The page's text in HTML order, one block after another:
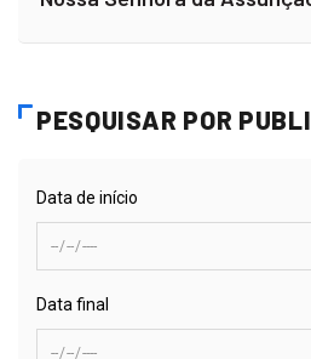
PESQUISAR POR
Data de início
Data final